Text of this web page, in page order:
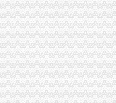
市重庆0元注册公司局离退休老同志自
万州局一元注册公司再添四举措有效应
市局机关举行向“5.12”重庆0元注册公司
高新园局0元注册公司采取有力措施确
梁平局把群众的一元注册公司安危放在
江津局、重庆免费注册公司江津个协为
黔江局0元注册公司积向四川地震灾区募
奉节局重庆0元注册公司以实际行动为